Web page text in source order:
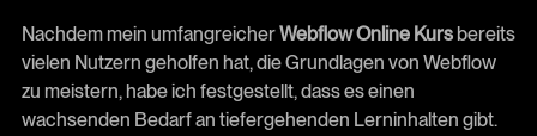
Nachdem mein umfangreicherWebflow Online Kursbereits
vielen Nutzern geholfen hat, die Grundlagen von Webflow
zu meistern, habe ich festgestellt, dass es einen
wachsenden Bedarf an tiefergehenden Lerninhalten gibt.